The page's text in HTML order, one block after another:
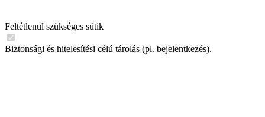
Feltétlenül szükséges sütik
Biztonsági és hitelesítési célú tárolás (pl. bejelentkezés).